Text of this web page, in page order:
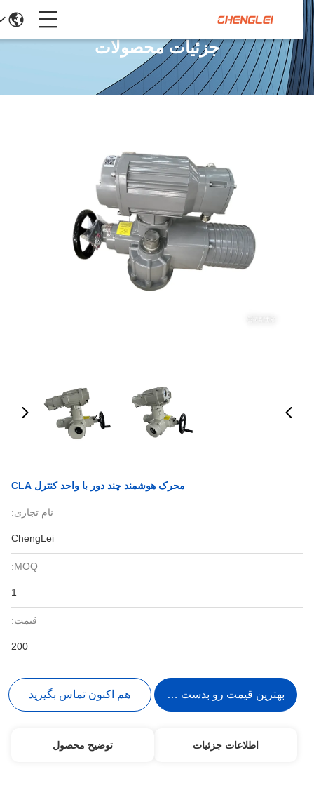
جزئیات محصولات
محرک هوشمند چند دور با واحد کنترل CLA
نام تجاری:
ChengLei
MOQ:
قیمت:
200
بهترین قیمت رو بدست بیار هم اکنون تماس بگیرید
اطلاعات جزئیات توضیح محصول